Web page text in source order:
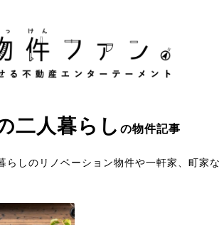
二人暮らし の物件記事
らしのリノベーション物件や一軒家、町家